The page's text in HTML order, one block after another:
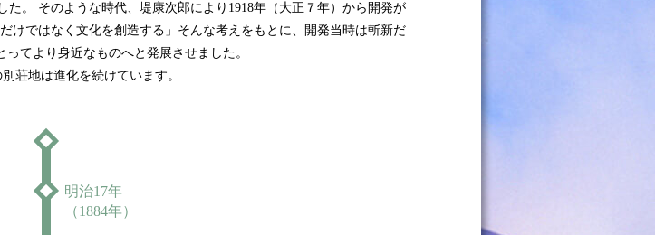
。 そのような時代、堤康次郎により1918年（大正７年）から開発が
けではなく文化を創造する」そんな考えをもとに、開発当時は斬新だ
てより身近なものへと発展させました。
荘地は進化を続けています。
明治17年
（1884年）